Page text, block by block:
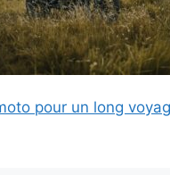
pour un long